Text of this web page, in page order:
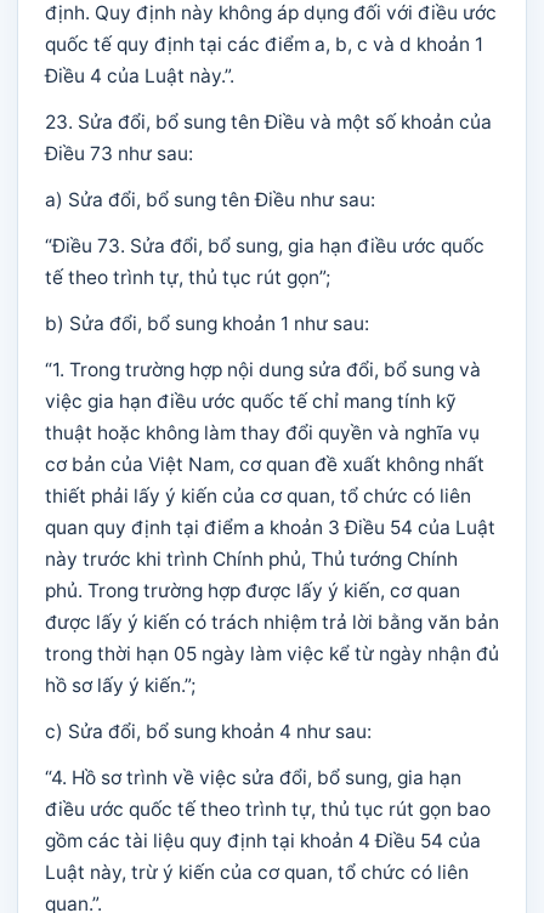
định. Quy định này không áp dụng đối với điều ước
quốc tế quy định tại các điểm a, b, c và d khoản 1
Điều 4 của Luật này.”.
23. Sửa đổi, bổ sung tên Điều và một số khoản của
Điều 73 như sau:
a) Sửa đổi, bổ sung tên Điều như sau:
“Điều 73. Sửa đổi, bổ sung, gia hạn điều ước quốc
tế theo trình tự, thủ tục rút gọn”;
b) Sửa đổi, bổ sung khoản 1 như sau:
“1. Trong trường hợp nội dung sửa đổi, bổ sung và
việc gia hạn điều ước quốc tế chỉ mang tính kỹ
thuật hoặc không làm thay đổi quyền và nghĩa vụ
cơ bản của Việt Nam, cơ quan đề xuất không nhất
thiết phải lấy ý kiến của cơ quan, tổ chức có liên
quan quy định tại điểm a khoản 3 Điều 54 của Luật
này trước khi trình Chính phủ, Thủ tướng Chính
phủ. Trong trường hợp được lấy ý kiến, cơ quan
được lấy ý kiến có trách nhiệm trả lời bằng văn bản
trong thời hạn 05 ngày làm việc kể từ ngày nhận đủ
hồ sơ lấy ý kiến.”;
c) Sửa đổi, bổ sung khoản 4 như sau:
“4. Hồ sơ trình về việc sửa đổi, bổ sung, gia hạn
điều ước quốc tế theo trình tự, thủ tục rút gọn bao
gồm các tài liệu quy định tại khoản 4 Điều 54 của
Luật này, trừ ý kiến của cơ quan, tổ chức có liên
quan.”.